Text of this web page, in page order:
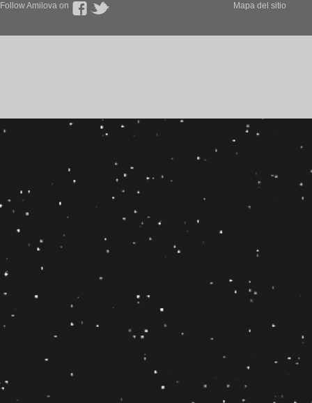
Follow Amilova on Mapa del sitio